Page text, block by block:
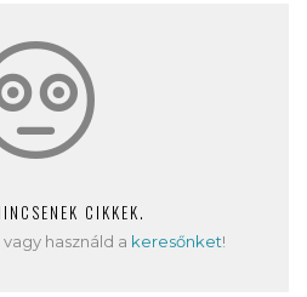
CIKKEK.
használd a keresőnket!